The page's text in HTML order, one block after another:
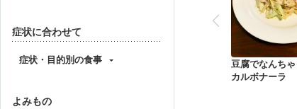
症状に合わせて
症状・目的別の食事
よみもの
豆腐でなんち
カルボナーラ